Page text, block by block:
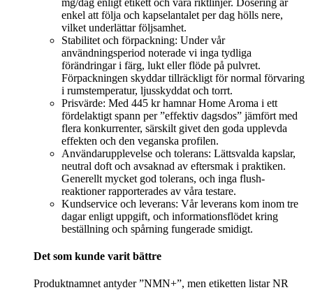
enkel att följa och kapselantalet per dag hölls nere,
vilket underlättar följsamhet.
Stabilitet och förpackning: Under vår
användningsperiod noterade vi inga tydliga
förändringar i färg, lukt eller flöde på pulvret.
Förpackningen skyddar tillräckligt för normal förvaring
i rumstemperatur, ljusskyddat och torrt.
Prisvärde: Med 445 kr hamnar Home Aroma i ett
fördelaktigt spann per ”effektiv dagsdos” jämfört med
flera konkurrenter, särskilt givet den goda upplevda
effekten och den veganska profilen.
Användarupplevelse och tolerans: Lättsvalda kapslar,
neutral doft och avsaknad av eftersmak i praktiken.
Generellt mycket god tolerans, och inga flush-
reaktioner rapporterades av våra testare.
Kundservice och leverans: Vår leverans kom inom tre
dagar enligt uppgift, och informationsflödet kring
beställning och spårning fungerade smidigt.
Det som kunde varit bättre
Produktnamnet antyder ”NMN+”, men etiketten listar NR